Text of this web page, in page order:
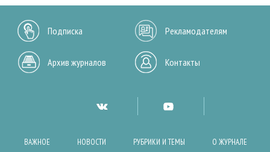
Подписка Рекламодателям
Архив журналов Контакты
ВАЖНОЕ НОВОСТИ РУБРИКИ И ТЕМЫ О ЖУРНАЛЕ